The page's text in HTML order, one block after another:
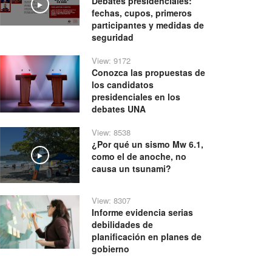
Play
fechas, cupos, primeros
participantes y medidas de
seguridad
View: 9172
Conozca las propuestas de
los candidatos
presidenciales en los
debates UNA
Play
View: 8538
¿Por qué un sismo Mw 6.1,
como el de anoche, no
causa un tsunami?
View: 8307
Informe evidencia serias
debilidades de
planificación en planes de
gobierno